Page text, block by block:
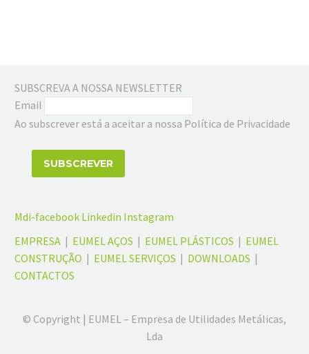
SUBSCREVA A NOSSA NEWSLETTER
Email
Ao subscrever está a aceitar a nossa Política de Privacidade
Mdi-facebook Linkedin Instagram
EMPRESA | EUMEL AÇOS | EUMEL PLÁSTICOS | EUMEL
CONSTRUÇÃO | EUMEL SERVIÇOS | DOWNLOADS |
CONTACTOS
© Copyright | EUMEL – Empresa de Utilidades Metálicas,
Lda